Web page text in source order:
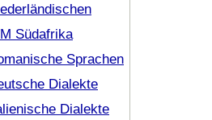
Südafrika
Sprachen
Dialekte
Dialekte